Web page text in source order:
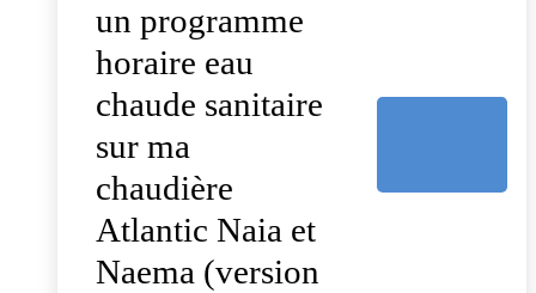
un programme
horaire eau
chaude sanitaire
sur ma
chaudière
Atlantic Naia et
Naema (version